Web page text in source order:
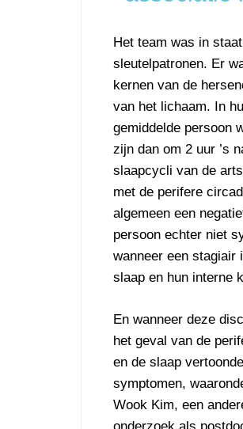
Het team was in
sleutelpatronen. Er
kernen van de
van het lichaam. In
gemiddelde persoon
zijn dan om 2 uur ’s
slaapcycli van de
met de perifere
algemeen een
persoon echter niet
wanneer een stagiair
slaap en hun interne
En wanneer deze
het geval van de
en de slaap
symptomen,
Wook Kim, een